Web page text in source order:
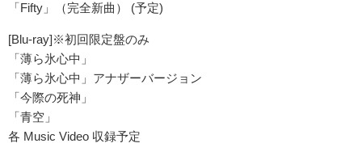
「Fifty」（完全新曲） (予定)
[Blu-ray]※初回限定盤のみ
「薄ら氷心中」
「薄ら氷心中」アナザーバージョン
「今際の死神」
「青空」
各 Music Video 収録予定